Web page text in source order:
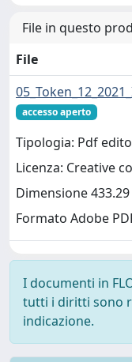
File in questo
File
accesso aperto
Tipologia: Pdf
Licenza: Creative
Dimensione
Formato Adobe
I documenti in
tutti i diritti sono
indicazione.